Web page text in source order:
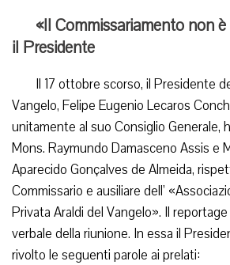
«Il Commissariamento non
il Presidente
Il 17 ottobre scorso, il Presidente
Vangelo, Felipe Eugenio Lecaros
unitamente al suo Consiglio Generale,
Mons. Raymundo Damasceno Assis e
Aparecido Gonçalves de Almeida,
Commissario e ausiliare dell’
Privata Araldi del Vangelo». Il
verbale della riunione. In essa il
rivolto le seguenti parole ai prelati: